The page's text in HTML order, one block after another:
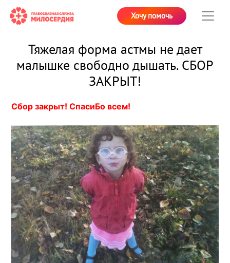
Хочу помочь
Тяжелая форма астмы не дает
малышке свободно дышать. СБОР
ЗАКРЫТ!
Сбор закрыт! СпасиБо всем!